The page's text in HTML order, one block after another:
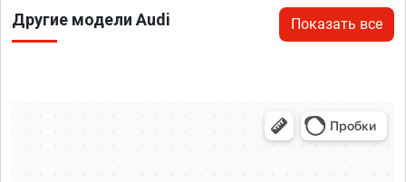
Другие модели Audi Показать все